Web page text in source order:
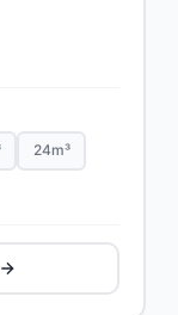
24m³